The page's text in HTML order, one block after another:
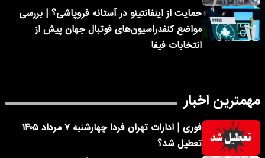
حمایت از اینفانتینو در آستانه فروپاشی؟ | بررسی
مواضع کنفدراسیون‌های فوتبال جهان پیش از
انتخابات فیفا
مهمترین اخبار
فوری | ادارات تهران فردا چهارشنبه ۷ مرداد ۱۴۰۵
تعطیل شد؟